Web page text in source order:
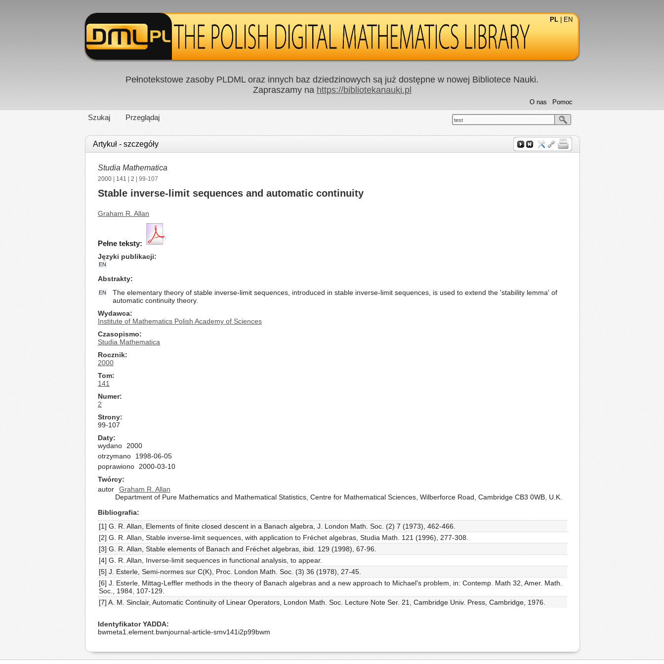
PL EN
Pełnotekstowe zasoby PLDML oraz innych baz dziedzinowych są już dostępne w nowej Bibliotece Nauki.
Zapraszamy na https://bibliotekanauki.pl
Szukaj Przeglądaj
Pomoc
O nas
test
Artykuł - szczegóły
Studia Mathematica
2000 141 2 | 99-107
Stable inverse-limit sequences and automatic continuity
Graham R. Allan
Pełne teksty:
Języki publikacji
EN
Abstrakty
EN
The elementary theory of stable inverse-limit sequences, introduced in stable inverse-limit sequences, is used to extend the 'stability lemma' of
automatic continuity theory.
Wydawca
Institute of Mathematics Polish Academy of Sciences
Czasopismo
Studia Mathematica
Rocznik
2000
Tom
141
Numer
2
Strony
99-107
Daty
wydano
2000
otrzymano
1998-06-05
poprawiono
2000-03-10
Twórcy
autor
Graham R. Allan
Department of Pure Mathematics and Mathematical Statistics, Centre for Mathematical Sciences, Wilberforce Road, Cambridge CB3 0WB, U.K.
Bibliografia
[1] G. R. Allan, Elements of finite closed descent in a Banach algebra, J. London Math. Soc. (2) 7 (1973), 462-466.
[2] G. R. Allan, Stable inverse-limit sequences, with application to Fréchet algebras, Studia Math. 121 (1996), 277-308.
[3] G. R. Allan, Stable elements of Banach and Fréchet algebras, ibid. 129 (1998), 67-96.
[4] G. R. Allan, Inverse-limit sequences in functional analysis, to appear.
[5] J. Esterle, Semi-normes sur C(K), Proc. London Math. Soc. (3) 36 (1978), 27-45.
[6] J. Esterle, Mittag-Leffler methods in the theory of Banach algebras and a new approach to Michael's problem, in: Contemp. Math 32, Amer. Math.
Soc., 1984, 107-129.
[7] A. M. Sinclair, Automatic Continuity of Linear Operators, London Math. Soc. Lecture Note Ser. 21, Cambridge Univ. Press, Cambridge, 1976.
Identyfikator YADDA
bwmeta1.element.bwnjournal-article-smv141i2p99bwm